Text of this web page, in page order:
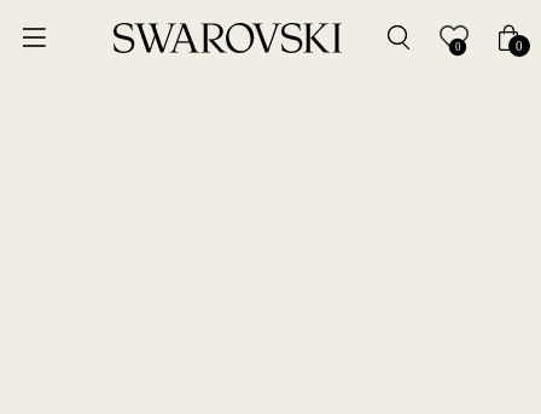
0 0
Ordenar por